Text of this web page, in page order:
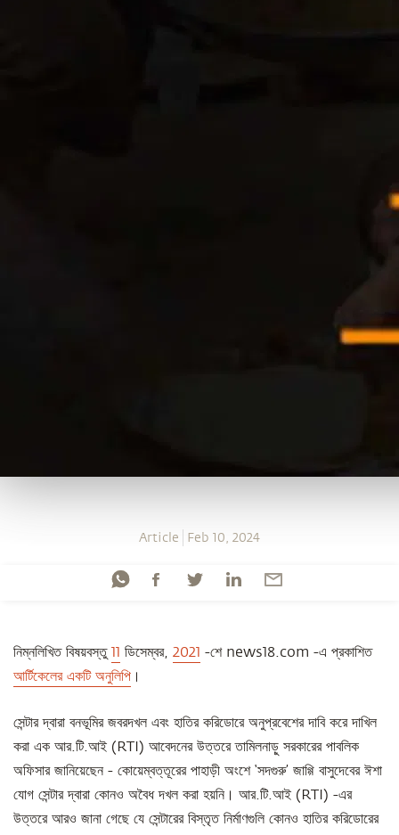
Article Feb 10, 2024
নিম্নলিখিত বিষয়বস্তু 11 ডিসেম্বর, 2021 -শে news18.com -এ প্রকাশিত
আর্টিকেলের একটি অনুলিপি ।
সেন্টার দ্বারা বনভূমির জবরদখল এবং হাতির করিডোরে অনুপ্রবেশের দাবি করে দাখিল
করা এক আর.টি.আই (RTI) আবেদনের উত্তরে তামিলনাড়ু সরকারের পাবলিক
অফিসার জানিয়েছেন - কোয়েম্বত্তূরের পাহাড়ী অংশে ‘সদগুরু’ জাগ্গি বাসুদেবের ঈশা
যোগ সেন্টার দ্বারা কোনও অবৈধ দখল করা হয়নি। আর.টি.আই (RTI) -এর
উত্তরে আরও জানা গেছে যে সেন্টারের বিস্তৃত নির্মাণগুলি কোনও হাতির করিডোরের